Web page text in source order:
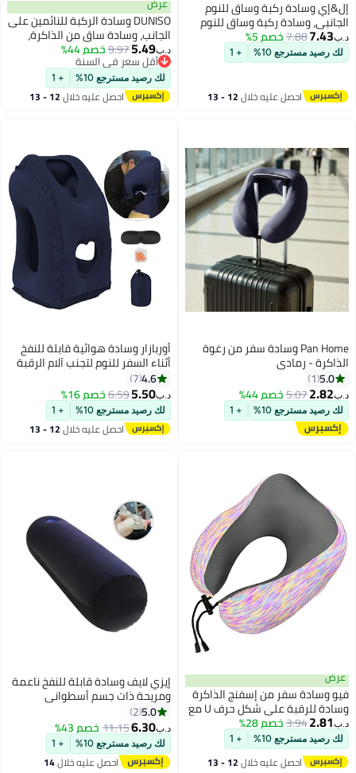
إل&إي وسادة ركبة وساق للنوم
الجانبي، وسادة ركبة وساق للنوم
الجانبي، وسادة جانبية لتخفيف آلام
عرق النسا في الظهر والركبة،
وسادة لمحاذاة العمود الفقري
د.ب‏7.43
7.88خصم 5%
لك رصيد مسترجع 10% + 1
احصل عليه خلال 12 - 13
اغسطس
DUNISO وسادة الركبة للنائمين على
الجانب، وسادة ساق من الذاكرة،
وسادة دعم بين الساقين، حزام قابل
للتعديل، مريحة ودائمة، تخفيف لآلام
عرق النسا والظهر والركبتين
والمفاصل
د.ب‏5.49
9.97خصم 44%
أقل سعر في السنة
أقل سعر في السنة
لك رصيد مسترجع 10% + 1
احصل عليه خلال 12 - 13
اغسطس
Pan Home وسادة سفر من رغوة
الذاكرة - رمادي
5.0
1
د.ب‏2.82
5.07خصم 44%
لك رصيد مسترجع 10% + 1
3
أوربازار وسادة هوائية قابلة للنفخ
أثناء السفر للنوم لتجنب آلام الرقبة
والكتف، تدعم الرأس والقطن بشكل
مريح، تستخدم للطائرات والسيارات
والحافلات والمكتب (أزرق)
4.6
7
د.ب‏5.50
6.59خصم 16%
لك رصيد مسترجع 10% + 1
احصل عليه خلال 12 - 13
عرض
فيو وسادة سفر من إسفنج الذاكرة
وسادة للرقبة على شكل حرف U مع
غطاء مريح قابل للتنفس وقابل
للغسل للسيارة والطائرة والحافلة
والقطار والسفر للاستخدام المنزلي
د.ب‏2.81
3.94خصم 28%
لك رصيد مسترجع 10% + 1
احصل عليه خلال 12 - 13
إيزي لايف وسادة قابلة للنفخ ناعمة
ومريحة ذات جسم أسطواني
5.0
2
د.ب‏6.30
11.15خصم 43%
لك رصيد مسترجع 10% + 1
احصل عليه خلال14